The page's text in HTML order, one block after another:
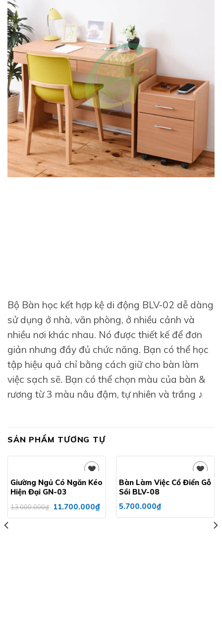
Bộ Bàn học kết hợp kệ di động BLV-02 dễ dàng
sử dụng ở nhà, văn phòng, ở nhiều cảnh và
nhiều nơi khác nhau. Nó được thiết kế để đơn
giản nhưng đầy đủ chức năng. Bạn có thể học
tập hiệu quả chỉ bằng cách giữ cho bàn làm
việc sạch sẽ. Bạn có thể chọn màu của bàn &
rương từ 3 màu nâu đậm, tự nhiên và trắng ♪
SẢN PHẨM TƯƠNG TỰ
wishlist
Giường Ngủ Có Ngăn Kéo
Hiện Đại GN-03
13.000.000₫ Giá
gốc
là:
11.700.000₫Giá
hiện
tại
Bàn Làm Việc Cổ Điển Gỗ
Sồi BLV-08
5.700.000₫